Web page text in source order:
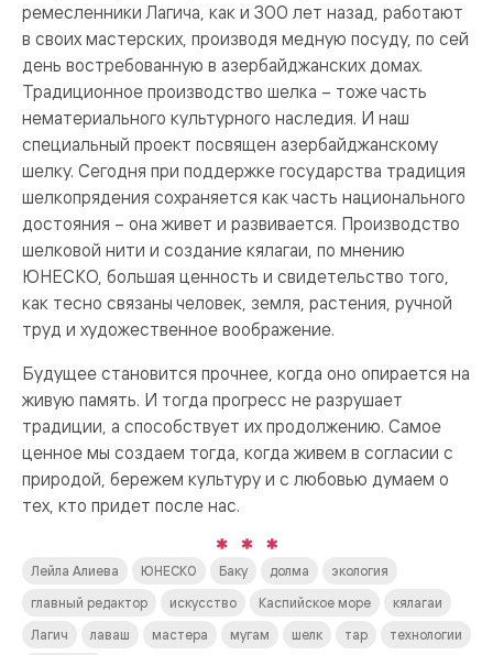
ремесленники Лагича, как и 300 лет назад, работают
в своих мастерских, производя медную посуду, по сей
день востребованную в азербайджанских домах.
Традиционное производство шелка – тоже часть
нематериального культурного наследия. И наш
специальный проект посвящен азербайджанскому
шелку. Сегодня при поддержке государства традиция
шелкопрядения сохраняется как часть национального
достояния – она живет и развивается. Производство
шелковой нити и создание кялагаи, по мнению
ЮНЕСКО, большая ценность и свидетельство того,
как тесно связаны человек, земля, растения, ручной
труд и художественное воображение.
Будущее становится прочнее, когда оно опирается на
живую память. И тогда прогресс не разрушает
традиции, а способствует их продолжению. Самое
ценное мы создаем тогда, когда живем в согласии с
природой, бережем культуру и с любовью думаем о
тех, кто придет после нас.
Лейла Алиева ЮНЕСКО Баку долма
экология
главный редактор
искусство Каспийское море
кялагаи
Лагич
лаваш мастера мугам шелк тар технологии